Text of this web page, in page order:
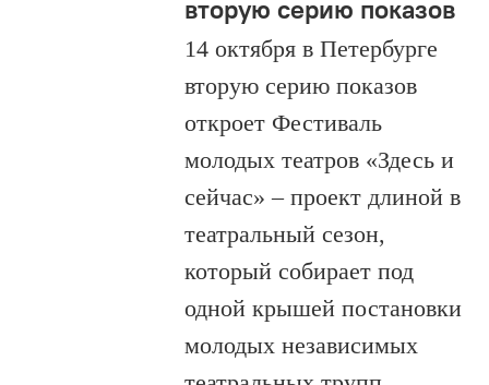
вторую серию показов
14 октября в Петербурге
вторую серию показов
откроет Фестиваль
молодых театров «Здесь и
сейчас» – проект длиной в
театральный сезон,
который собирает под
одной крышей постановки
молодых независимых